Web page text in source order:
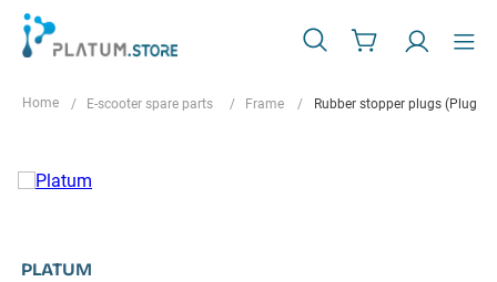
E-scooter spare parts Frame Rubber stopper plugs (Plug 4)
PLATUM